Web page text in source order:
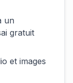
un
gratuit
et images